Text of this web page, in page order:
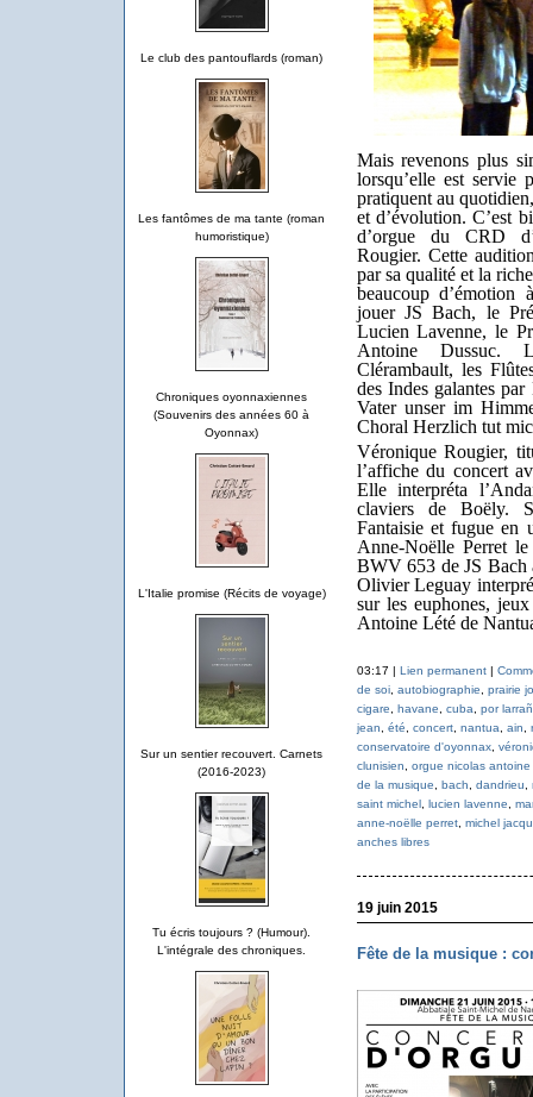
Le club des pantouflards (roman)
Les fantômes de ma tante (roman
humoristique)
Chroniques oyonnaxiennes
(Souvenirs des années 60 à
Oyonnax)
L'Italie promise (Récits de voyage)
Sur un sentier recouvert. Carnets
(2016-2023)
Tu écris toujours ? (Humour).
L'intégrale des chroniques.
Mais revenons plus
lorsqu’elle est servie
pratiquent au
et d’évolution. C’est
d’orgue du CRD
Rougier. Cette
par sa qualité et la
beaucoup d’émotion
jouer JS Bach, le
Lucien Lavenne, le
Antoine Dussuc.
Clérambault, les
des Indes galantes
Vater unser im
Choral Herzlich tut
Véronique Rougier,
l’affiche du concert
Elle interpréta
claviers de Boëly.
Fantaisie et fugue
Anne-Noëlle Perret
BWV 653 de JS Bach
Olivier Leguay
sur les euphones,
Antoine Lété de
03:17 | Lien permanent|
de soi, autobiographie
prairie
cigare
havane cuba
por
jean
été concert, nantua ain
conservatoire d'oyonnax,
clunisien
orgue nicolas antoine
de la musique
bach dandrieu
saint michel, lucien lavenne
anne-noëlle perret, michel
anches libres
19 juin 2015
Fête de la musique :